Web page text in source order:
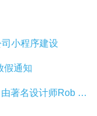
小程序建设
假通知
蒙牛22年以来首次进行LOGO升级，由著名设计师Rob Janoff操刀